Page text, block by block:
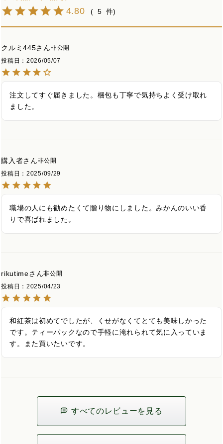
4.80 5
クルミ445
非公開
投稿日
2026/05/07
注文してすぐ届きました。梱包も丁寧で気持ちよく受け取れ
ました。
購入者
非公開
投稿日
2025/09/29
職場の人にも勧めたくて贈り物にしました。みかんのいい香
りで喜ばれました。
rikutime
非公開
投稿日
2025/04/23
和紅茶は初めてでしたが、くせがなくてとても美味しかった
です。ティーパックなので手軽に淹れられて気に入っていま
す。また買いたいです。
すべてのレビューを見る